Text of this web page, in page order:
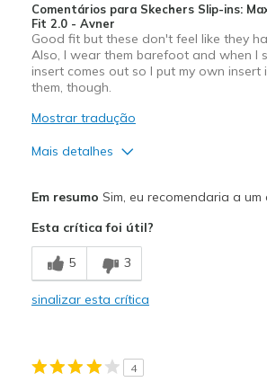
Comentários para Skechers Slip-ins:
Fit 2.0 - Avner
Good fit but these don't feel like they
Also, I wear them barefoot and when I
insert comes out so I put my own insert
them, though.
Mostrar tradução
Mais detalhes
Melhores utilizações
Casual Wear
View On Shoes
I'm Really Into Shoes
Em resumo Sim, eu recomendaria a um
Esta crítica foi útil?
5 3
sinalizar esta crítica
4